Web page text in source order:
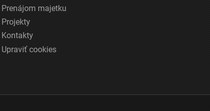
Prenájom majetku
Projekty
Kontakty
Upraviť cookies